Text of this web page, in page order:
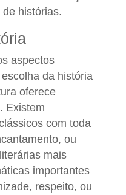
histórias.
aspectos
da história
oferece
Existem
com toda
ou
mais
importantes
respeito, ou